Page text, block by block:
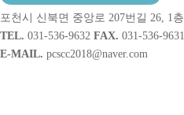
포천시 신북면 중앙로 207번길 26, 1층
TEL. 031-536-9632 FAX. 031-536-9631
E-MAIL. pcscc2018@naver.com